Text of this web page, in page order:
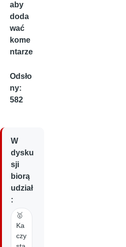
aby
doda
wać
kome
ntarze
Odsło
ny:
582
W
dysku
sji
biorą
udział
:
🥇
Ka
czy